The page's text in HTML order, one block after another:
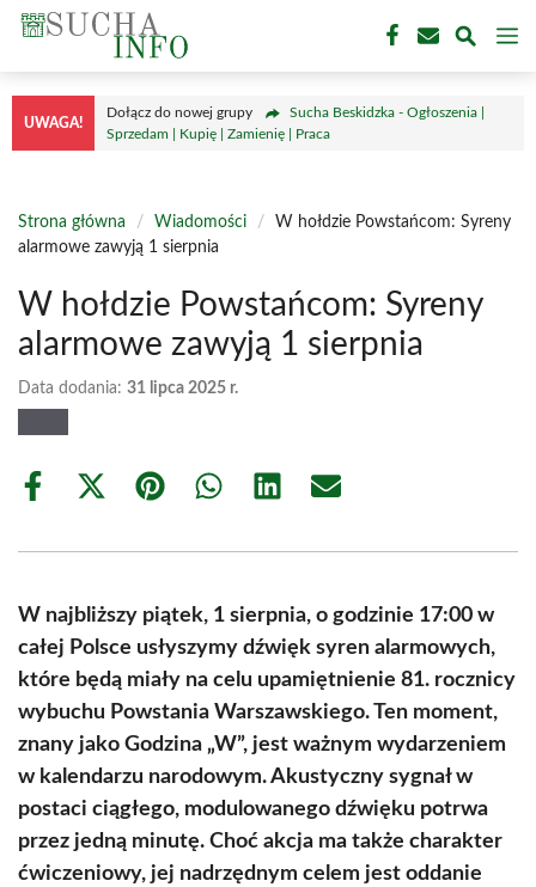
Przejdź
treści
UWAGA!
Dołącz do nowej grupy
Sucha Beskidzka - Ogłoszenia |
Sprzedam | Kupię | Zamienię | Praca
Strona główna / Wiadomości /
W hołdzie Powstańcom: Syreny
alarmowe zawyją 1 sierpnia
W hołdzie Powstańcom: Syreny
alarmowe zawyją 1 sierpnia
Data dodania: 31 lipca 2025 r.
Share
Share
(Twitter)
Share Share Share Share
W najbliższy piątek, 1 sierpnia, o godzinie 17:00 w
całej Polsce usłyszymy dźwięk syren alarmowych,
które będą miały na celu upamiętnienie 81. rocznicy
wybuchu Powstania Warszawskiego. Ten moment,
znany jako Godzina „W”, jest ważnym wydarzeniem
w kalendarzu narodowym. Akustyczny sygnał w
postaci ciągłego, modulowanego dźwięku potrwa
przez jedną minutę. Choć akcja ma także charakter
ćwiczeniowy, jej nadrzędnym celem jest oddanie